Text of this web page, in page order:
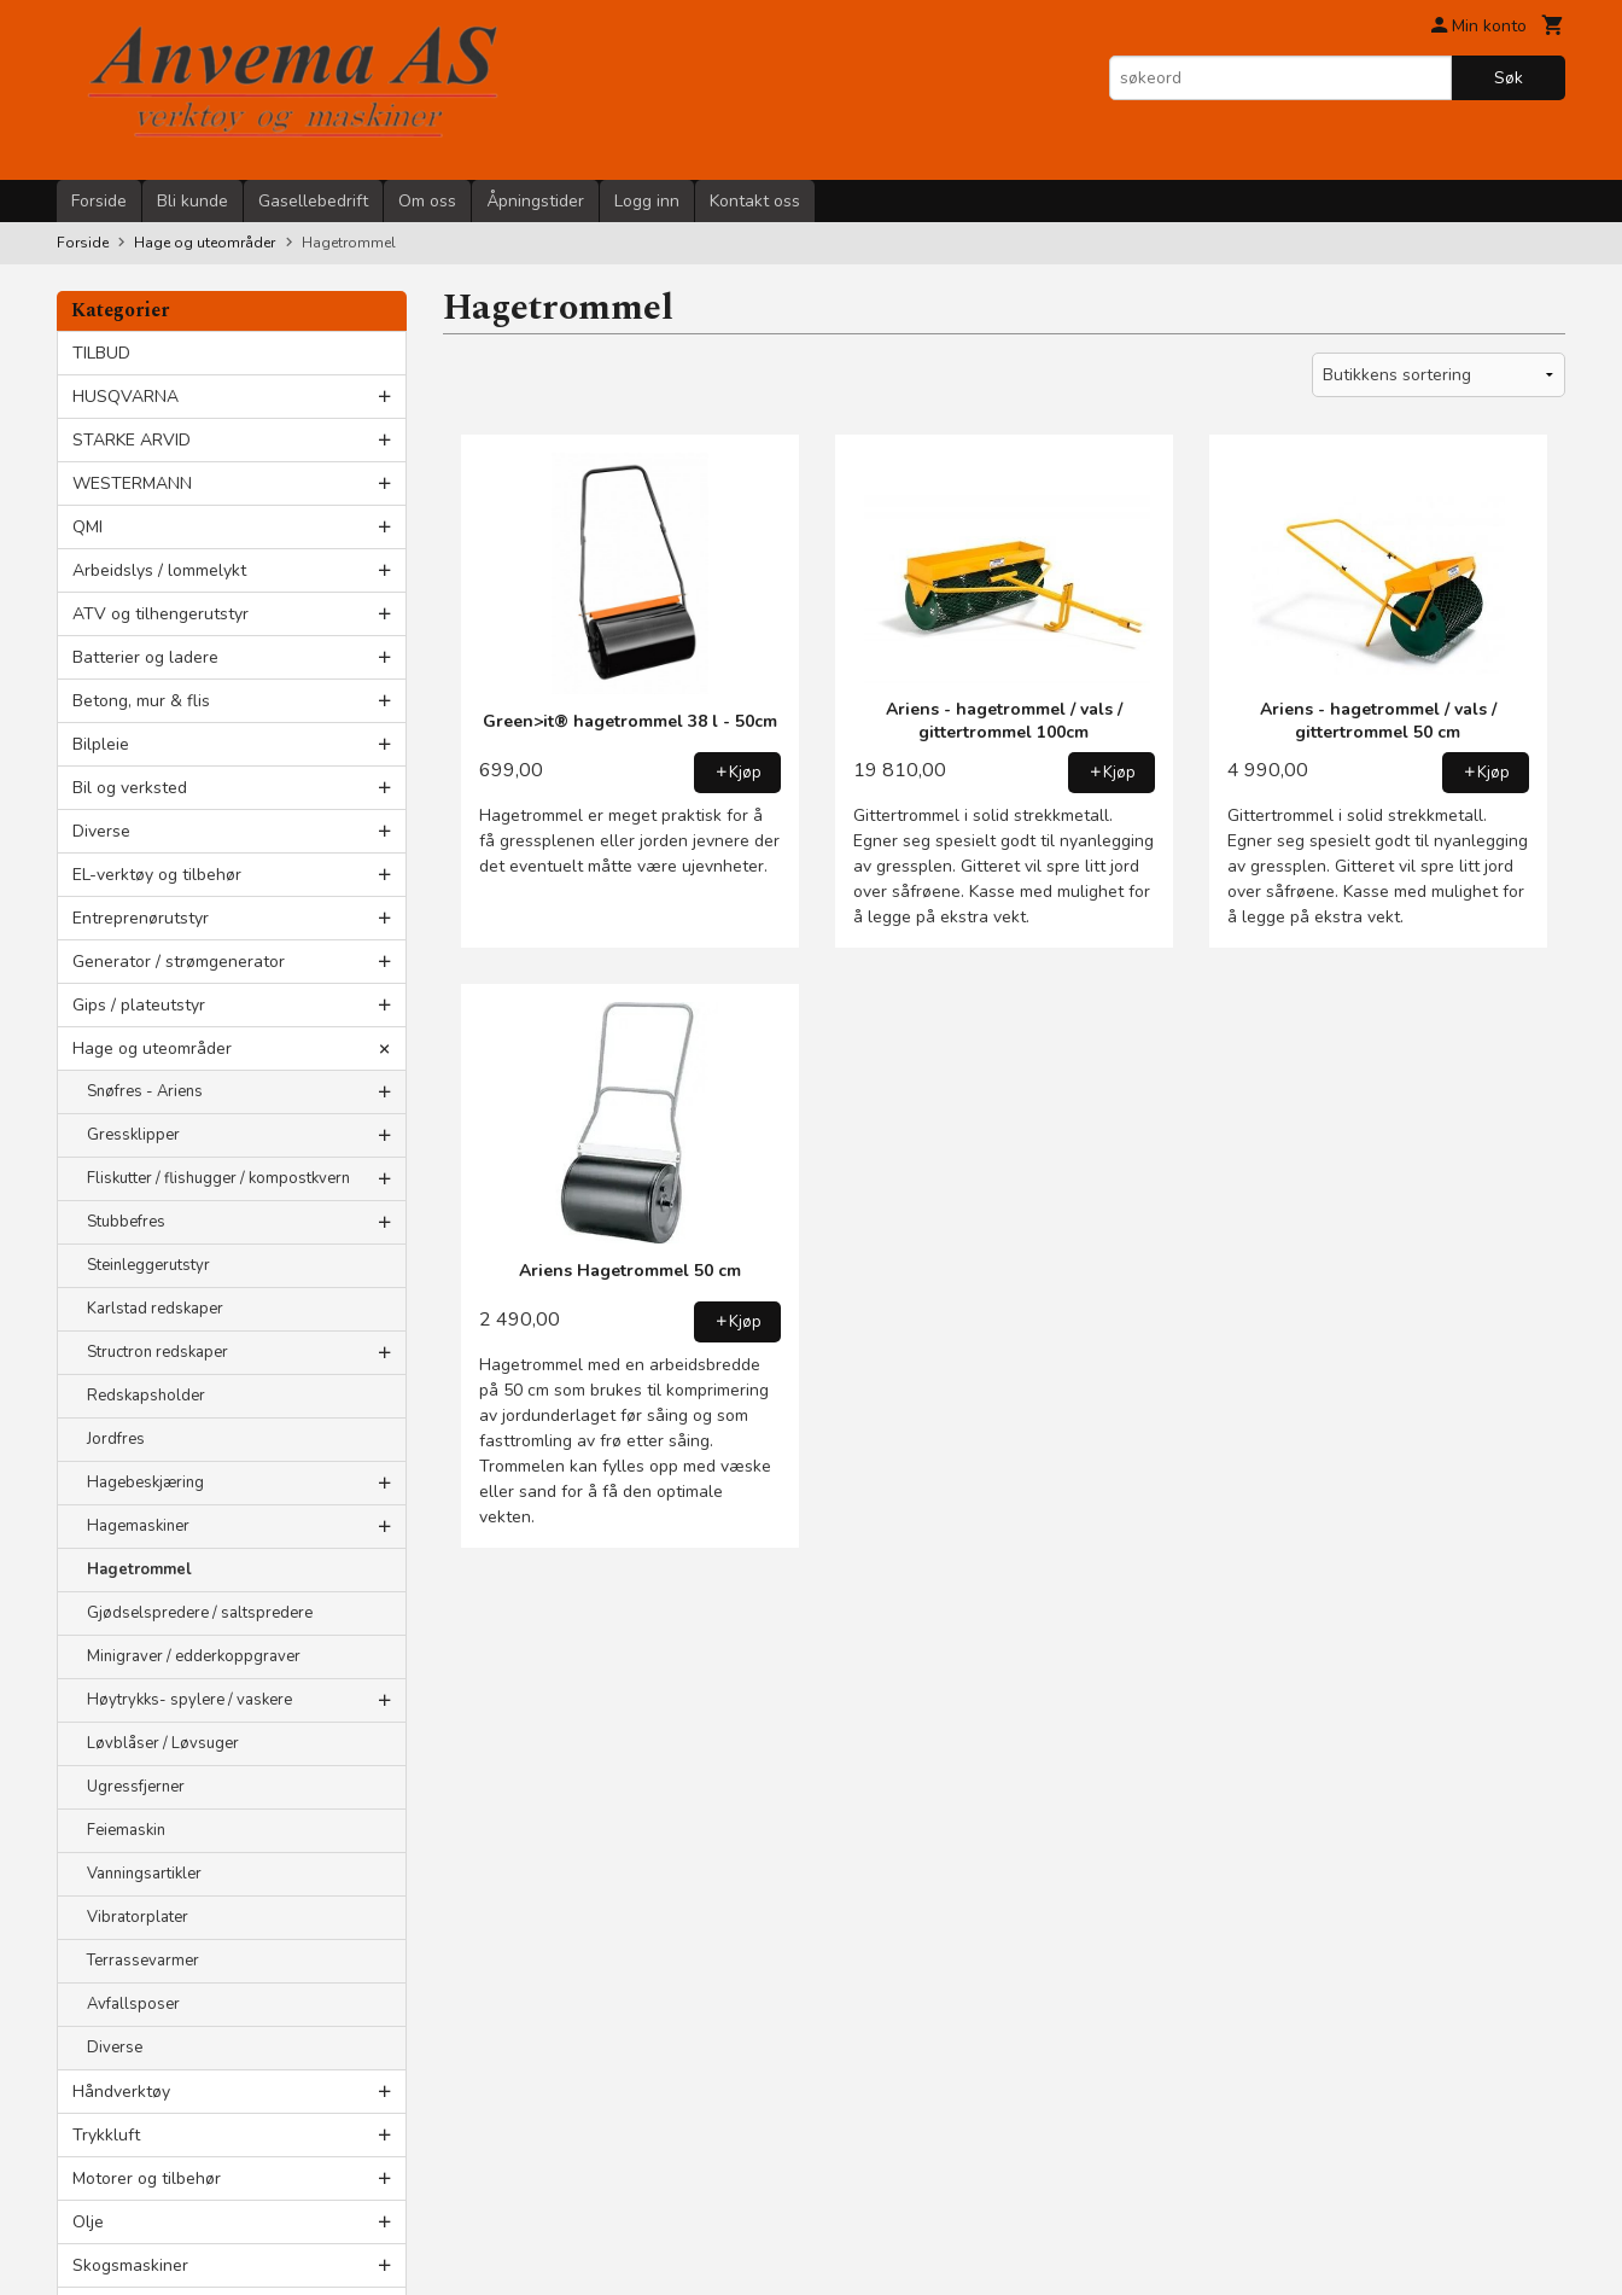
Min konto
Søk
Forside Bli kunde Gasellebedrift Om oss Åpningstider Logg inn Kontakt oss
Forside Hage og uteområder Hagetrommel
Kategorier
TILBUD
HUSQVARNA
STARKE ARVID
WESTERMANN
QMI
Arbeidslys / lommelykt
ATV og tilhengerutstyr
Batterier og ladere
Betong, mur & flis
Bilpleie
Bil og verksted
Diverse
EL-verktøy og tilbehør
Entreprenørutstyr
Generator / strømgenerator
Gips / plateutstyr
Hage og uteområder
Snøfres - Ariens
Gressklipper
Fliskutter / flishugger / kompostkvern
Stubbefres
Steinleggerutstyr
Karlstad redskaper
Structron redskaper
Redskapsholder
Jordfres
Hagebeskjæring
Hagemaskiner
Hagetrommel
Gjødselspredere / saltspredere
Minigraver / edderkoppgraver
Høytrykks- spylere / vaskere
Løvblåser / Løvsuger
Ugressfjerner
Feiemaskin
Vanningsartikler
Vibratorplater
Terrassevarmer
Avfallsposer
Diverse
Håndverktøy
Trykkluft
Motorer og tilbehør
Olje
Skogsmaskiner
Hagetrommel
Green>it® hagetrommel 38 l - 50cm
699,00 Kjøp
Hagetrommel er meget praktisk for å
få gressplenen eller jorden jevnere der
det eventuelt måtte være ujevnheter.
Ariens - hagetrommel / vals /
gittertrommel 100cm
19 810,00 Kjøp
Gittertrommel i solid strekkmetall.
Egner seg spesielt godt til nyanlegging
av gressplen. Gitteret vil spre litt jord
over såfrøene. Kasse med mulighet for
å legge på ekstra vekt.
Ariens - hagetrommel / vals /
gittertrommel 50 cm
4 990,00 Kjøp
Gittertrommel i solid strekkmetall.
Egner seg spesielt godt til nyanlegging
av gressplen. Gitteret vil spre litt jord
over såfrøene. Kasse med mulighet for
å legge på ekstra vekt.
Ariens Hagetrommel 50 cm
2 490,00 Kjøp
Hagetrommel med en arbeidsbredde
på 50 cm som brukes til komprimering
av jordunderlaget før såing og som
fasttromling av frø etter såing.
Trommelen kan fylles opp med væske
eller sand for å få den optimale
vekten.